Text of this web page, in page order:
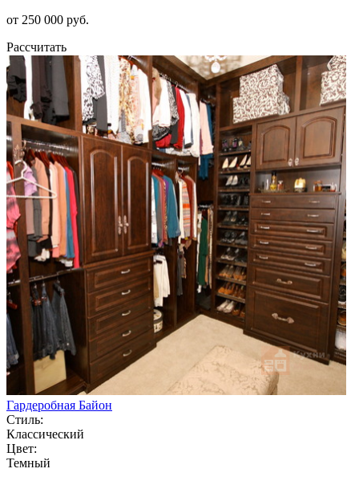
от 250 000 руб.
Рассчитать
Гардеробная Байон
Стиль:
Классический
Цвет:
Темный